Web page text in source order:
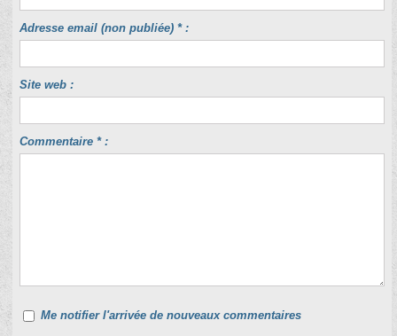
Adresse email (non publiée) * :
Site web :
Commentaire * :
Me notifier l'arrivée de nouveaux commentaires